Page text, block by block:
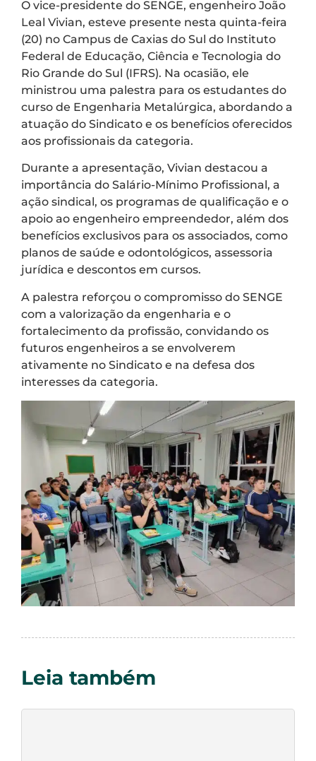
O vice-presidente do SENGE, engenheiro João
Leal Vivian, esteve presente nesta quinta-feira
(20) no Campus de Caxias do Sul do Instituto
Federal de Educação, Ciência e Tecnologia do
Rio Grande do Sul (IFRS). Na ocasião, ele
ministrou uma palestra para os estudantes do
curso de Engenharia Metalúrgica, abordando a
atuação do Sindicato e os benefícios oferecidos
aos profissionais da categoria.
Durante a apresentação, Vivian destacou a
importância do Salário-Mínimo Profissional, a
ação sindical, os programas de qualificação e o
apoio ao engenheiro empreendedor, além dos
benefícios exclusivos para os associados, como
planos de saúde e odontológicos, assessoria
jurídica e descontos em cursos.
A palestra reforçou o compromisso do SENGE
com a valorização da engenharia e o
fortalecimento da profissão, convidando os
futuros engenheiros a se envolverem
ativamente no Sindicato e na defesa dos
interesses da categoria.
Leia também